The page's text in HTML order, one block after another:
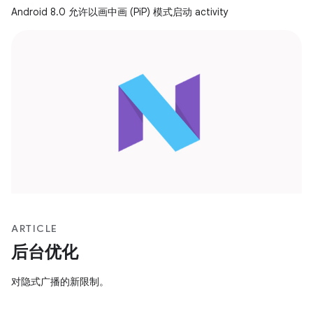
Android 8.0 允许以画中画 (PiP) 模式启动 activity
ARTICLE
后台优化
对隐式广播的新限制。